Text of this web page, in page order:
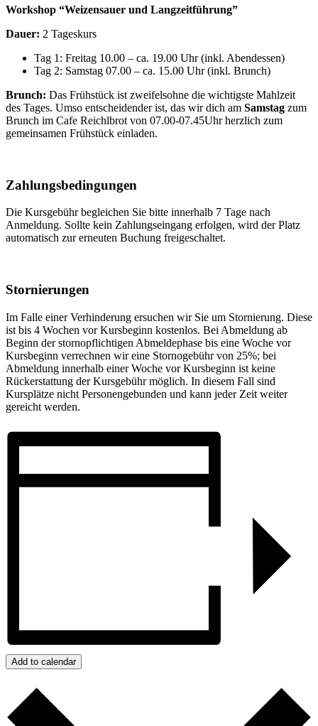
Workshop “Weizensauer und Langzeitführung”
Dauer: 2 Tageskurs
Tag 1: Freitag 10.00 – ca. 19.00 Uhr (inkl. Abendessen)
Tag 2: Samstag 07.00 – ca. 15.00 Uhr (inkl. Brunch)
Brunch: Das Frühstück ist zweifelsohne die wichtigste Mahlzeit
des Tages. Umso entscheidender ist, das wir dich am Samstag zum
Brunch im Cafe Reichlbrot von 07.00-07.45Uhr herzlich zum
gemeinsamen Frühstück einladen.
Zahlungsbedingungen
Die Kursgebühr begleichen Sie bitte innerhalb 7 Tage nach
Anmeldung. Sollte kein Zahlungseingang erfolgen, wird der Platz
automatisch zur erneuten Buchung freigeschaltet.
Stornierungen
Im Falle einer Verhinderung ersuchen wir Sie um Stornierung. Diese
ist bis 4 Wochen vor Kursbeginn kostenlos. Bei Abmeldung ab
Beginn der stornopflichtigen Abmeldephase bis eine Woche vor
Kursbeginn verrechnen wir eine Stornogebühr von 25%; bei
Abmeldung innerhalb einer Woche vor Kursbeginn ist keine
Rückerstattung der Kursgebühr möglich. In diesem Fall sind
Kursplätze nicht Personengebunden und kann jeder Zeit weiter
gereicht werden.
Add to calendar